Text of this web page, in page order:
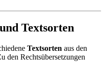
Textsorten
Textsorten aus den
den Rechtsübersetzungen